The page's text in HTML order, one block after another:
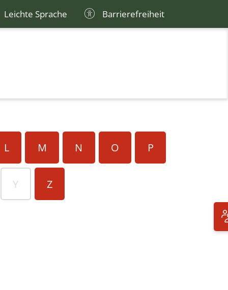
Leichte Sprache Barrierefreiheit
L M N O P
Y Z